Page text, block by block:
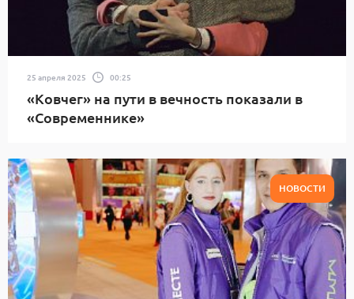
25 апреля 2025 00:25
«Ковчег» на пути в вечность показали в
«Современнике»
НОВОСТИ